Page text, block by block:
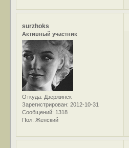
surzhoks
Активный участник
Откуда: Дзержинск
Зарегистрирован: 2012-10-31
Сообщений: 1318
Пол: Женский